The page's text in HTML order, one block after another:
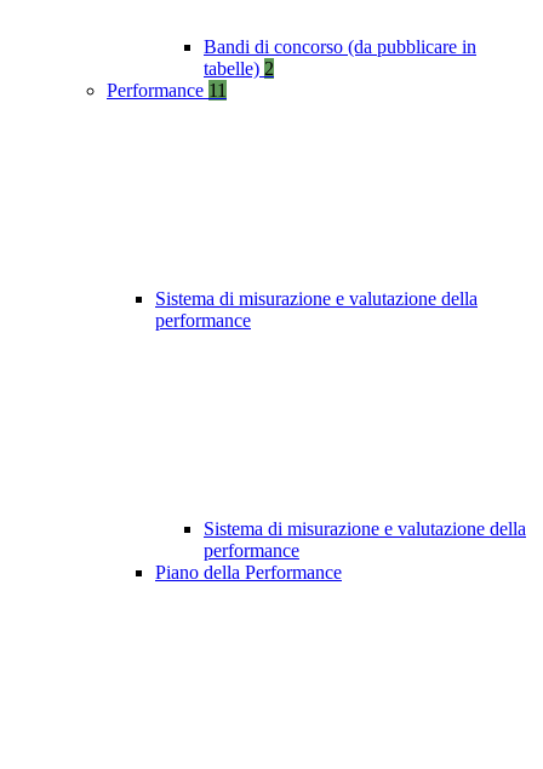
Bandi di concorso (da pubblicare in
tabelle) 2
Performance 11
Sistema di misurazione e valutazione della
performance
Sistema di misurazione e valutazione della
performance
Piano della Performance